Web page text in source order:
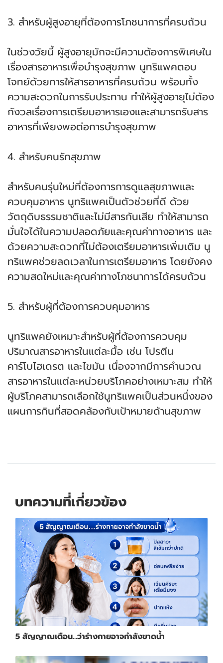
3. สำหรับผู้สูงอายุที่ต้องการโภชนาการที่ครบถ้วน
ในช่วงวัยนี้ ผู้สูงอายุมักจะมีความต้องการพิเศษใน
เรื่องสารอาหารเพื่อบำรุงสุขภาพ นูทริแพคตอบ
โจทย์ด้วยการให้สารอาหารที่ครบถ้วน พร้อมทั้ง
ความสะดวกในการรับประทาน ทำให้ผู้สูงอายุไม่ต้อง
กังวลเรื่องการเตรียมอาหารเองและสามารถรับสาร
อาหารที่เพียงพอต่อการบำรุงสุขภาพ
4. สำหรับคนรักสุขภาพ
สำหรับคนรุ่นใหม่ที่ต้องการการดูแลสุขภาพและ
ควบคุมอาหาร นูทริแพคเป็นตัวช่วยที่ดี ด้วย
วัตถุดิบธรรมชาติและไม่มีสารกันเสีย ทำให้สามารถ
มั่นใจได้ในความปลอดภัยและคุณค่าทางอาหาร และ
ด้วยความสะดวกที่ไม่ต้องเตรียมอาหารเพิ่มเติม นู
ทริแพคช่วยลดเวลาในการเตรียมอาหาร โดยยังคง
ความสดใหม่และคุณค่าทางโภชนาการได้ครบถ้วน
5. สำหรับผู้ที่ต้องการควบคุมอาหาร
นูทริแพคยังเหมาะสำหรับผู้ที่ต้องการควบคุม
ปริมาณสารอาหารในแต่ละมื้อ เช่น โปรตีน
คาร์โบไฮเดรต และไขมัน เนื่องจากมีการคำนวณ
สารอาหารในแต่ละหน่วยบริโภคอย่างเหมาะสม ทำให้
ผู้บริโภคสามารถเลือกใช้นูทริแพคเป็นส่วนหนึ่งของ
แผนการกินที่สอดคล้องกับเป้าหมายด้านสุขภาพ
บทความที่เกี่ยวข้อง
5 สัญญาณเตือน…ว่าร่างกายอาจกำลังขาดน้ำ